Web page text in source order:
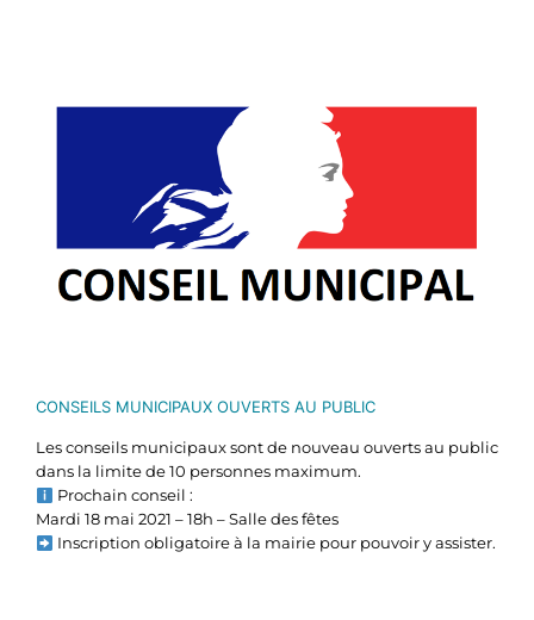
agrandie
CONSEILS MUNICIPAUX OUVERTS AU PUBLIC
Les conseils municipaux sont de nouveau ouverts au public
dans la limite de 10 personnes maximum.
Prochain conseil :
Mardi 18 mai 2021 – 18h – Salle des fêtes
Inscription obligatoire à la mairie pour pouvoir y assister.